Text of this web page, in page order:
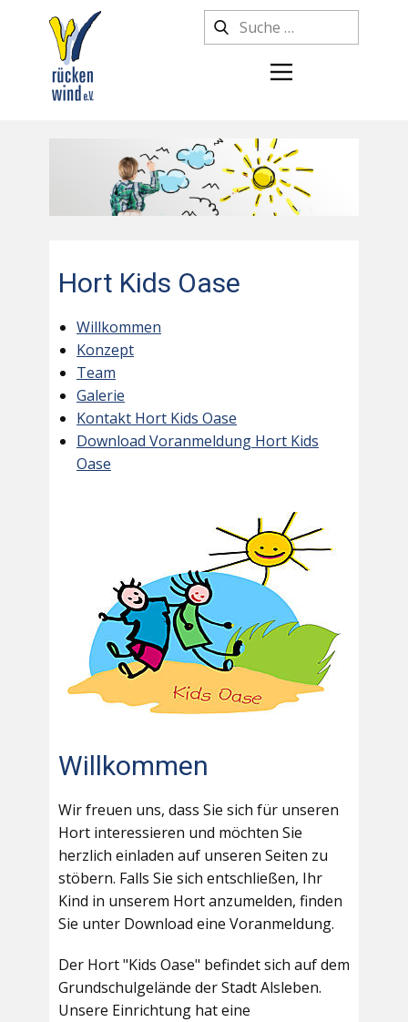
Hort Kids Oase
Willkommen
Konzept
Team
Galerie
Kontakt Hort Kids Oase
Download Voranmeldung Hort Kids
Oase
Willkommen
Wir freuen uns, dass Sie sich für unseren
Hort interessieren und möchten Sie
herzlich einladen auf unseren Seiten zu
stöbern. Falls Sie sich entschließen, Ihr
Kind in unserem Hort anzumelden, finden
Sie unter Download eine Voranmeldung.
Der Hort "Kids Oase" befindet sich auf dem
Grundschulgelände der Stadt Alsleben.
Unsere Einrichtung hat eine